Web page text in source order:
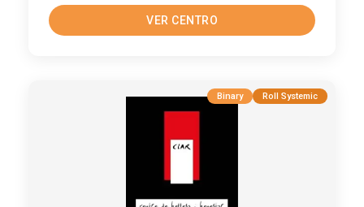
VER CENTRO
Binary Roll Systemic